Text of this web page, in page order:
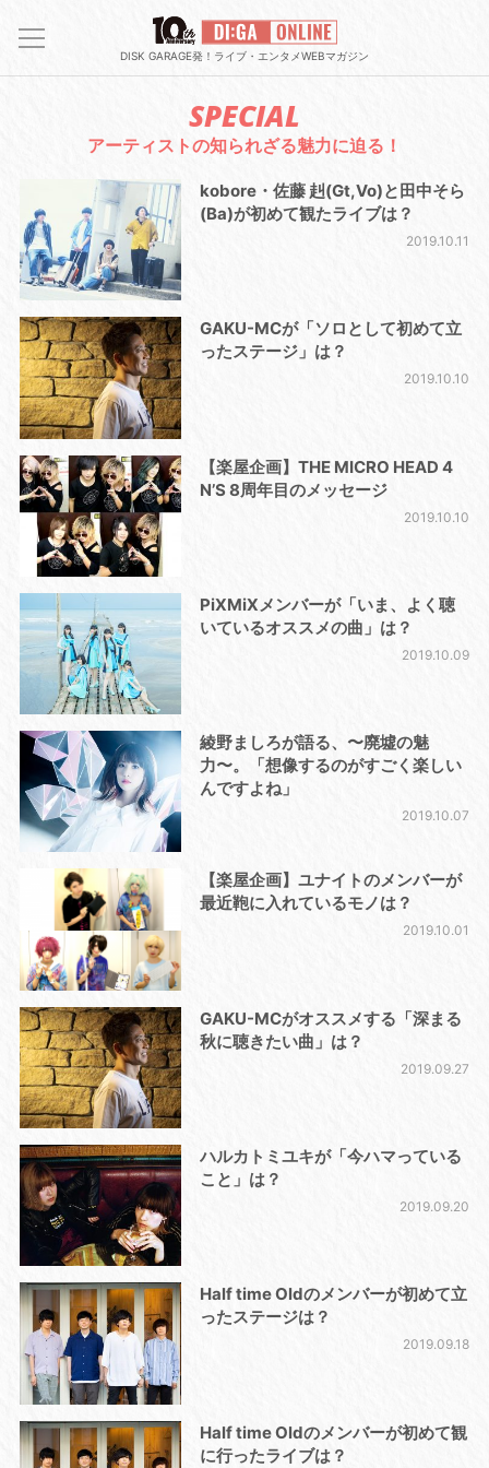
DISK GARAGE発！ライブ・エンタメWEBマガジン
SPECIAL
アーティストの知られざる魅力に迫る！
kobore・佐藤 赳(Gt,Vo)と田中そら
(Ba)が初めて観たライブは？
2019.10.11
GAKU-MCが「ソロとして初めて立
ったステージ」は？
2019.10.10
【楽屋企画】THE MICRO HEAD 4
N’S 8周年目のメッセージ
2019.10.10
PiXMiXメンバーが「いま、よく聴
いているオススメの曲」は？
2019.10.09
綾野ましろが語る、〜廃墟の魅
力〜。「想像するのがすごく楽しい
んですよね」
2019.10.07
【楽屋企画】ユナイトのメンバーが
最近鞄に入れているモノは？
2019.10.01
GAKU-MCがオススメする「深まる
秋に聴きたい曲」は？
2019.09.27
ハルカトミユキが「今ハマっている
こと」は？
2019.09.20
Half time Oldのメンバーが初めて立
ったステージは？
2019.09.18
Half time Oldのメンバーが初めて観
に行ったライブは？